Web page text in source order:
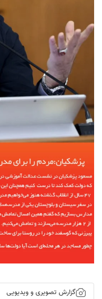
گزارش تصویری و ویدیویی